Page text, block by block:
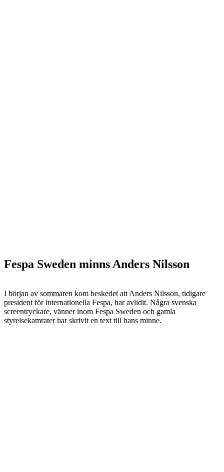
Fespa Sweden minns Anders Nilsson
I början av sommaren kom beskedet att Anders Nilsson, tidigare
president för internationella Fespa, har avlidit. Några svenska
screentryckare, vänner inom Fespa Sweden och gamla
styrelsekamrater har skrivit en text till hans minne.